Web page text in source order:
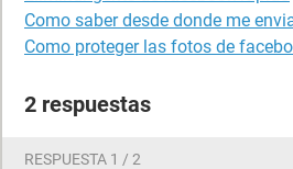
Como saber desde donde me
Como proteger las fotos de
2 respuestas
RESPUESTA 1 / 2